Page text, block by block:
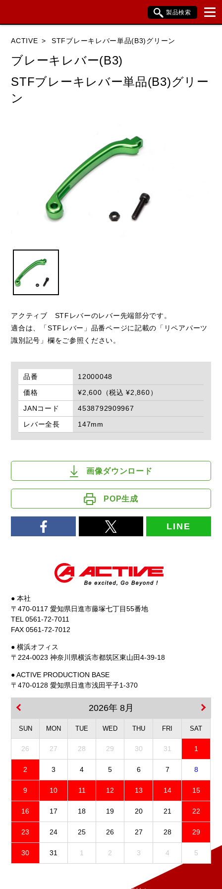
製品検索
HONDA YAMAHA SUZUKI
ACTIVE STFブレーキレバー単品(B3)グリーン
ブレーキレバー(B3)
STFブレーキレバー単品(B3)グリー
ン
アクティブ STFレバーのレバー先端部分です。
適合は、「STFレバー」品番ページに記載の「リペアパーツ
識別記号」欄をご参照ください。
品番
12000048
価格
¥2,600（税込 ¥2,860）
JANコード
4538792909967
レバー全長
147mm
画像ダウンロード
POP生成
LINE
● 本社
〒470-0117 愛知県日進市藤塚七丁目55番地
TEL 0561-72-7011
FAX 0561-72-7012
● 横浜オフィス
〒224-0023 神奈川県横浜市都筑区東山田4-39-18
● ACTIVE PRODUCTION BASE
〒470-0128 愛知県日進市浅田平子1-370
2026年 8月
SUN MON TUE WED THU FRI SAT
26 27 28 29 30 31 1
2 3 4 5 6 7 8
9 10 11 12 13 14 15
16 17 18 19 20 21 22
23 24 25 26 27 28 29
30 31 1 2 3 4 5